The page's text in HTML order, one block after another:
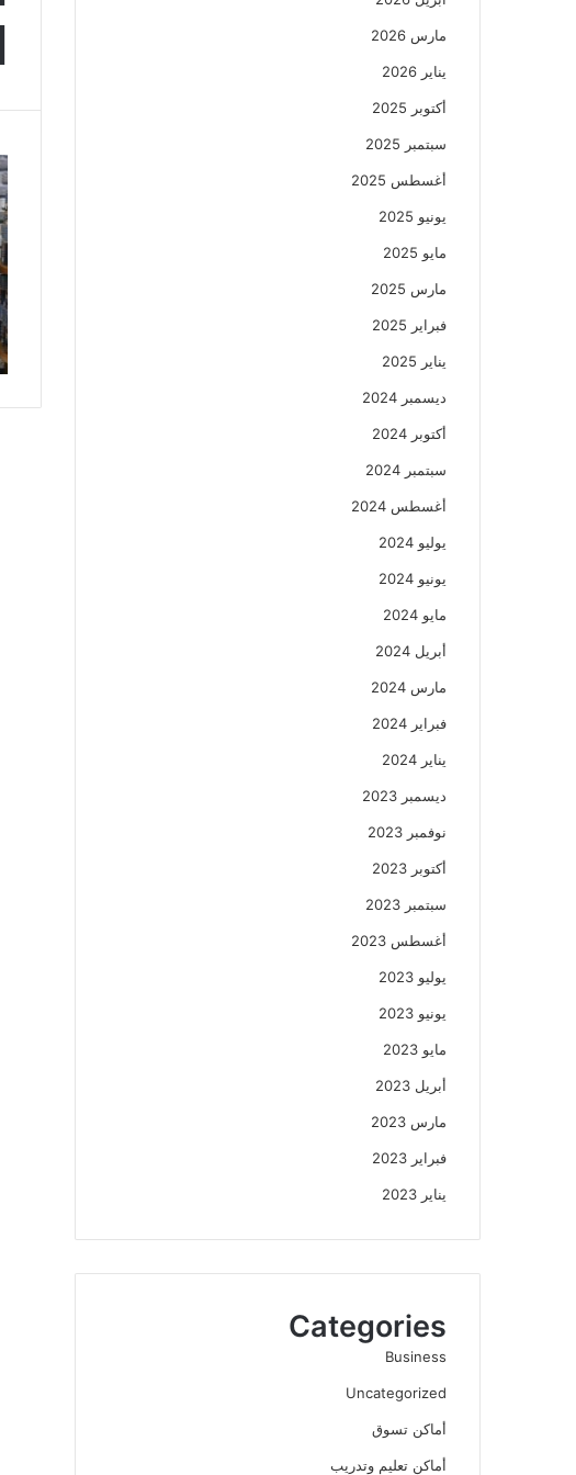
مارس 2026
يناير 2026
أكتوبر 2025
سبتمبر 2025
أغسطس 2025
يونيو 2025
مايو 2025
مارس 2025
فبراير 2025
يناير 2025
ديسمبر 2024
أكتوبر 2024
سبتمبر 2024
أغسطس 2024
يوليو 2024
يونيو 2024
مايو 2024
أبريل 2024
مارس 2024
فبراير 2024
يناير 2024
ديسمبر 2023
نوفمبر 2023
أكتوبر 2023
سبتمبر 2023
أغسطس 2023
يوليو 2023
يونيو 2023
مايو 2023
أبريل 2023
مارس 2023
فبراير 2023
يناير 2023
Categories
Business
Uncategorized
أماكن تسوق
أماكن تعليم وتدريب